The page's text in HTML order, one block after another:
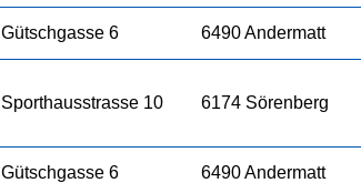
Gütschgasse 6 6490 Andermatt
Sporthausstrasse 10 6174 Sörenberg
Gütschgasse 6 6490 Andermatt